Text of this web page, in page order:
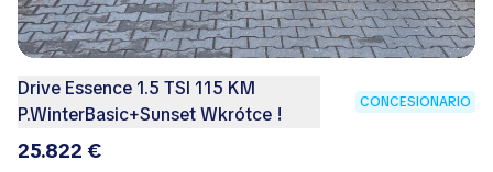
Drive Essence 1.5 TSI 115 KM
P.WinterBasic+Sunset Wkrótce !
CONCESIONARIO
25.822 €